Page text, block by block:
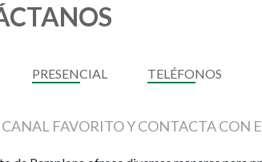
PRESENCIAL TELÉFONOS
CANAL FAVORITO Y CONTACTA